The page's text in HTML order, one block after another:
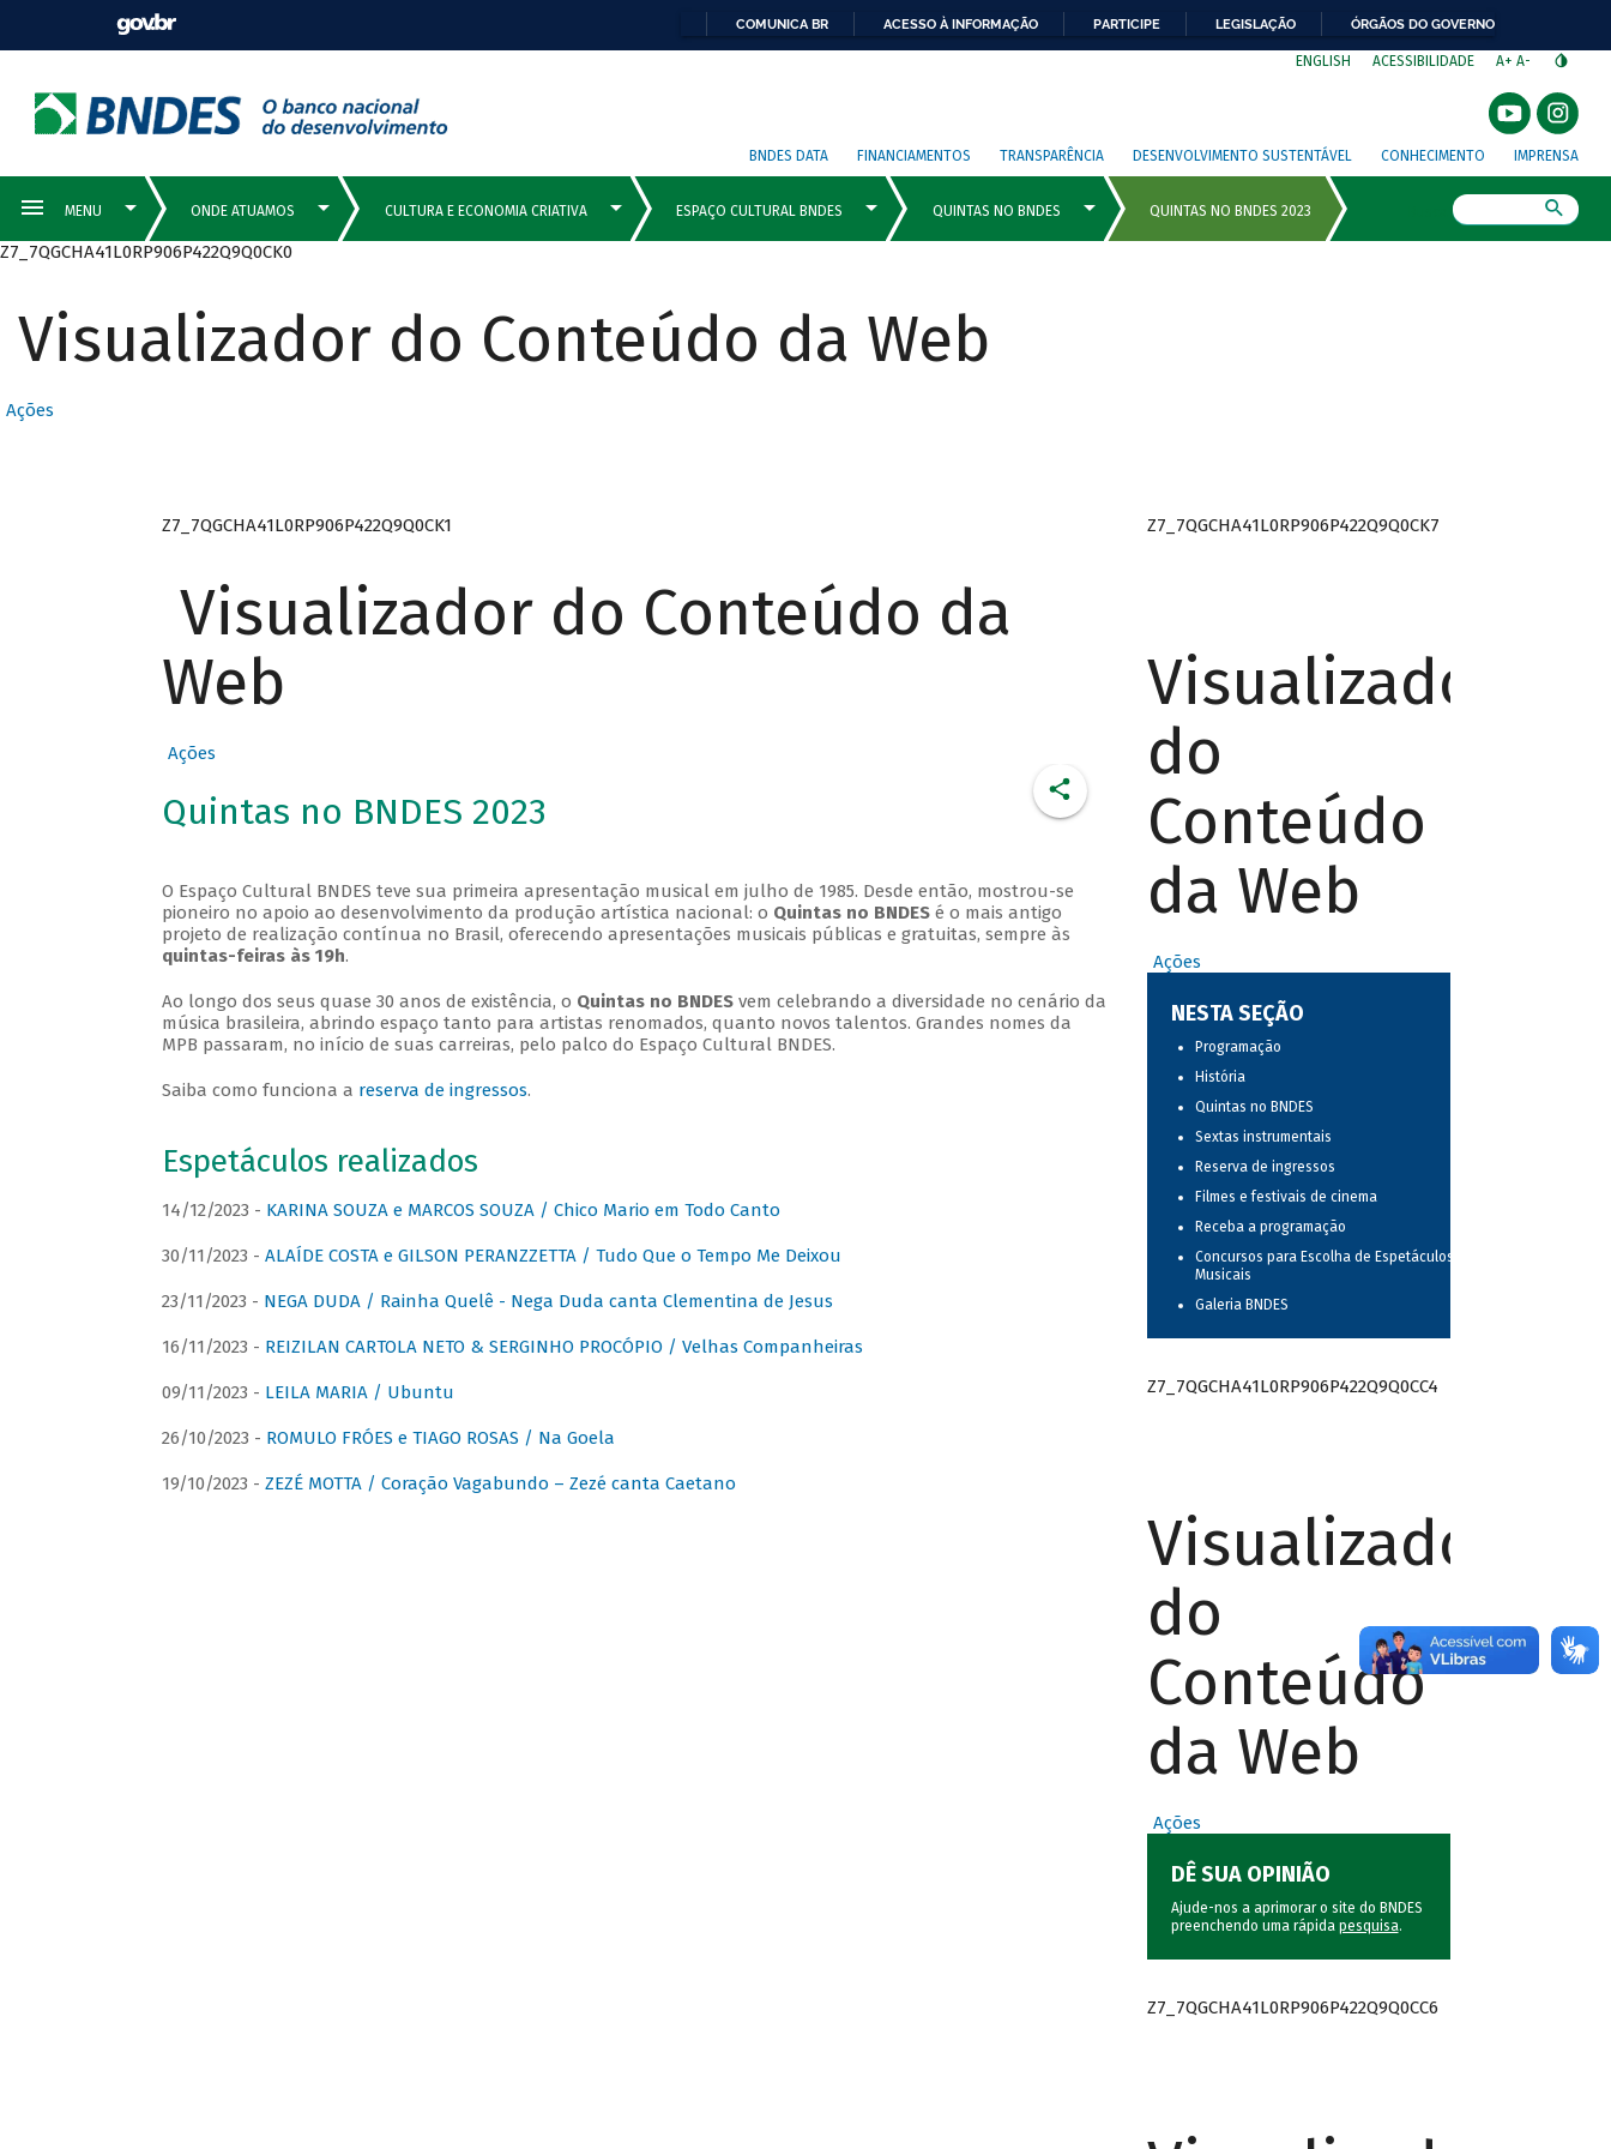
COMUNICA BR ACESSO À INFORMAÇÃO PARTICIPE LEGISLAÇÃO ÓRGÃOS DO GOVERNO
ENGLISH ACESSIBILIDADE A+ A-
BNDES DATA FINANCIAMENTOS TRANSPARÊNCIA DESENVOLVIMENTO SUSTENTÁVEL CONHECIMENTO IMPRENSA
Z7_7QGCHA41L0RP906P422Q9Q0CK0
Visualizador do Conteúdo da Web
Ações
Z7_7QGCHA41L0RP906P422Q9Q0CK1
Visualizador do Conteúdo da
Web
Ações
Quintas no BNDES 2023
O Espaço Cultural BNDES teve sua primeira apresentação musical em julho de 1985. Desde então, mostrou-se
pioneiro no apoio ao desenvolvimento da produção artística nacional: o Quintas no BNDESé o mais antigo
projeto de realização contínua no Brasil, oferecendo apresentações musicais públicas e gratuitas, sempre às
quintas-feiras às 19h.
Ao longo dos seus quase 30 anos de existência, o Quintas no BNDESvem celebrando a diversidade no cenário da
música brasileira, abrindo espaço tanto para artistas renomados, quanto novos talentos. Grandes nomes da
MPB passaram, no início de suas carreiras, pelo palco do Espaço Cultural BNDES.
Saiba como funciona a reserva de ingressos.
Espetáculos realizados
14/12/2023 - KARINA SOUZA e MARCOS SOUZA / Chico Mario em Todo Canto
30/11/2023 - ALAÍDE COSTA e GILSON PERANZZETTA / Tudo Que o Tempo Me Deixou
23/11/2023 - NEGA DUDA / Rainha Quelê - Nega Duda canta Clementina de Jesus
16/11/2023 - REIZILAN CARTOLA NETO & SERGINHO PROCÓPIO / Velhas Companheiras
09/11/2023 - LEILA MARIA / Ubuntu
26/10/2023 - ROMULO FRÓES e TIAGO ROSAS / Na Goela
19/10/2023 - ZEZÉ MOTTA / Coração Vagabundo – Zezé canta Caetano
Z7_7QGCHA41L0RP906P422Q9Q0CK7
Visualizador
do
Conteúdo
da Web
Ações
NESTA SEÇÃO
Programação
História
Quintas no BNDES
Sextas instrumentais
Reserva de ingressos
Filmes e festivais de cinema
Receba a programação
Concursos para Escolha de Espetáculos
Musicais
Galeria BNDES
Z7_7QGCHA41L0RP906P422Q9Q0CC4
Visualizador
do
Conteúdo
da Web
Ações
DÊ SUA OPINIÃO
Ajude-nos a aprimorar o site do BNDES
preenchendo uma rápida pesquisa.
Z7_7QGCHA41L0RP906P422Q9Q0CC6